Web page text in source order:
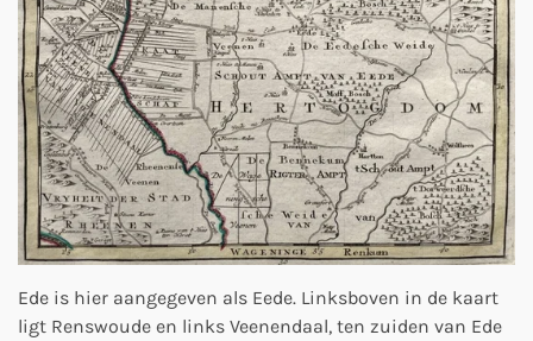
Ede is hier aangegeven als Eede. Linksboven in de kaart
ligt Renswoude en links Veenendaal, ten zuiden van Ede